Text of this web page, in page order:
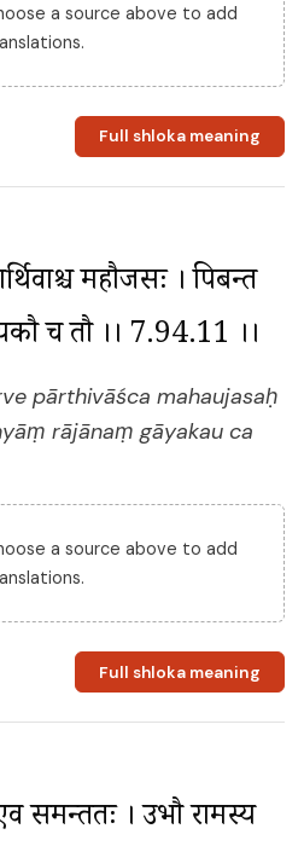
a source above to add
Full shloka meaning
महौजसः । पिबन्त
च तौ ।। 7.94.11 ।।
pārthivāśca mahaujasaḥ
rājānaṃ gāyakau ca
a source above to add
Full shloka meaning
समन्ततः । उभौ रामस्य